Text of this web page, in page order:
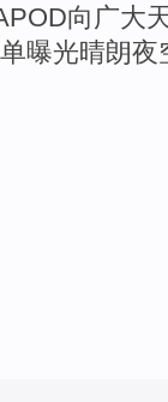
向广大
单曝光晴朗夜